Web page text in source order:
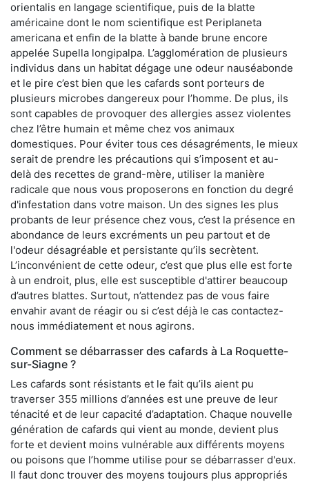
orientalis en langage scientifique, puis de la blatte
américaine dont le nom scientifique est Periplaneta
americana et enfin de la blatte à bande brune encore
appelée Supella longipalpa. L’agglomération de plusieurs
individus dans un habitat dégage une odeur nauséabonde
et le pire c’est bien que les cafards sont porteurs de
plusieurs microbes dangereux pour l’homme. De plus, ils
sont capables de provoquer des allergies assez violentes
chez l’être humain et même chez vos animaux
domestiques. Pour éviter tous ces désagréments, le mieux
serait de prendre les précautions qui s’imposent et au-
delà des recettes de grand-mère, utiliser la manière
radicale que nous vous proposerons en fonction du degré
d'infestation dans votre maison. Un des signes les plus
probants de leur présence chez vous, c’est la présence en
abondance de leurs excréments un peu partout et de
l'odeur désagréable et persistante qu’ils secrètent.
L’inconvénient de cette odeur, c’est que plus elle est forte
à un endroit, plus, elle est susceptible d'attirer beaucoup
d’autres blattes. Surtout, n’attendez pas de vous faire
envahir avant de réagir ou si c’est déjà le cas contactez-
nous immédiatement et nous agirons.
Comment se débarrasser des cafards à La Roquette-
sur-Siagne ?
Les cafards sont résistants et le fait qu’ils aient pu
traverser 355 millions d’années est une preuve de leur
ténacité et de leur capacité d’adaptation. Chaque nouvelle
génération de cafards qui vient au monde, devient plus
forte et devient moins vulnérable aux différents moyens
ou poisons que l’homme utilise pour se débarrasser d'eux.
Il faut donc trouver des moyens toujours plus appropriés